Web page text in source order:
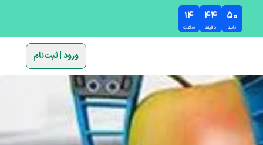
۱۴
ساعت
۴۴
دقیقه
۴۹
ثانیه
ورود | ثبت‌نام